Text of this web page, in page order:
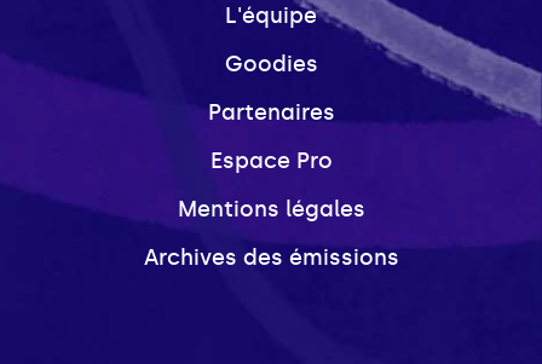
L'équipe
Goodies
Partenaires
Espace Pro
Mentions légales
Archives des émissions